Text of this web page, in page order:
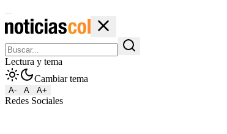
Lectura y tema
Cambiar tema
A- A A+
Redes Sociales